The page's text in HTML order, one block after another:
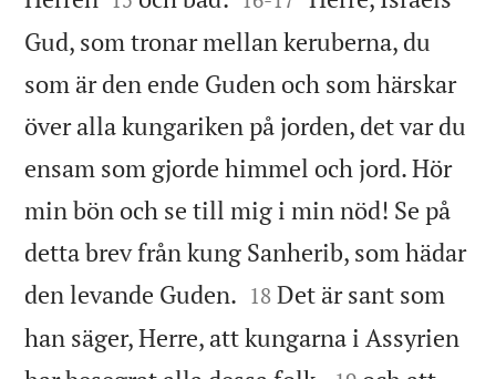
Gud, som tronar mellan keruberna, du
som är den ende Guden och som härskar
över alla kungariken på jorden, det var du
ensam som gjorde himmel och jord. Hör
min bön och se till mig i min nöd! Se på
detta brev från kung Sanherib, som hädar
den levande Guden. 

18 Det är sant som
han säger, Herre, att kungarna i Assyrien